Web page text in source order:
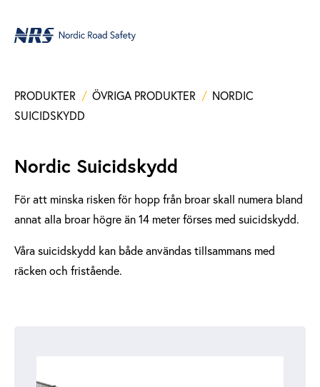
PRODUKTER / ÖVRIGA PRODUKTER / NORDIC
SUICIDSKYDD
Nordic Suicidskydd
För att minska risken för hopp från broar skall numera bland
annat alla broar högre än 14 meter förses med suicidskydd.
Våra suicidskydd kan både användas tillsammans med
räcken och fristående.